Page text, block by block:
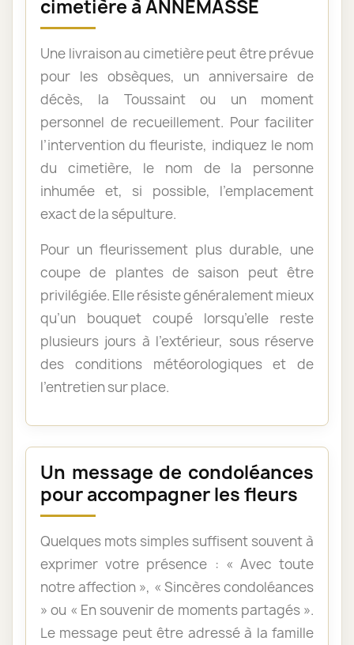
cimetière à ANNEMASSE
Une livraison au cimetière peut être prévue
pour les obsèques, un anniversaire de
décès, la Toussaint ou un moment
personnel de recueillement. Pour faciliter
l’intervention du fleuriste, indiquez le nom
du cimetière, le nom de la personne
inhumée et, si possible, l’emplacement
exact de la sépulture.
Pour un fleurissement plus durable, une
coupe de plantes de saison peut être
privilégiée. Elle résiste généralement mieux
qu’un bouquet coupé lorsqu’elle reste
plusieurs jours à l’extérieur, sous réserve
des conditions météorologiques et de
l’entretien sur place.
Un message de condoléances
pour accompagner les fleurs
Quelques mots simples suffisent souvent à
exprimer votre présence : « Avec toute
notre affection », « Sincères condoléances
» ou « En souvenir de moments partagés ».
Le message peut être adressé à la famille